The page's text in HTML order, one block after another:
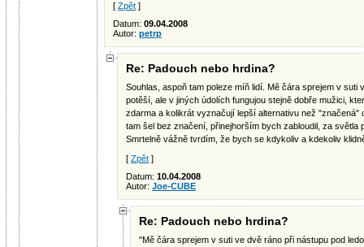
[ Zpět ]
Datum: 09.04.2008
Autor: petrp
Re: Padouch nebo hrdina?
Souhlas, aspoň tam poleze míň lidí. Mě čára sprejem v suti
potěší, ale v jiných údolích fungujou stejně dobře mužici,
zdarma a kolikrát vyznačují lepší alternativu než "značená"
tam šel bez značení, přinejhorším bych zabloudil, za světla
Smrtelně vážně tvrdím, že bych se kdykoliv a kdekoliv
[ Zpět ]
Datum: 10.04.2008
Autor: Joe-CUBE
Re: Padouch nebo hrdina?
"Mě čára sprejem v suti ve dvě ráno při nástupu pod